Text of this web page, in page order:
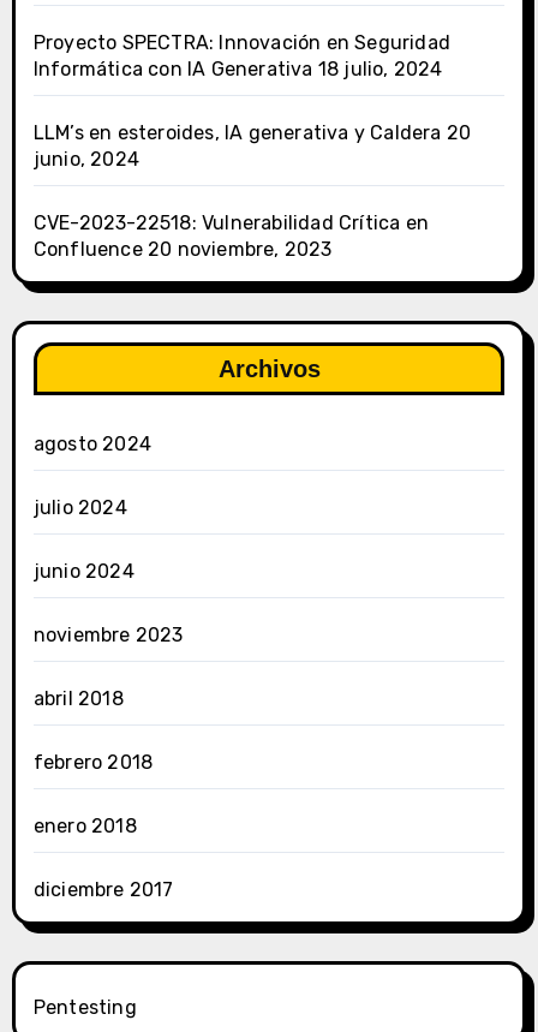
Proyecto SPECTRA: Innovación en Seguridad
Informática con IA Generativa 18 julio, 2024
LLM’s en esteroides, IA generativa y Caldera 20
junio, 2024
CVE-2023-22518: Vulnerabilidad Crítica en
Confluence 20 noviembre, 2023
Archivos
agosto 2024
julio 2024
junio 2024
noviembre 2023
abril 2018
febrero 2018
enero 2018
diciembre 2017
Pentesting